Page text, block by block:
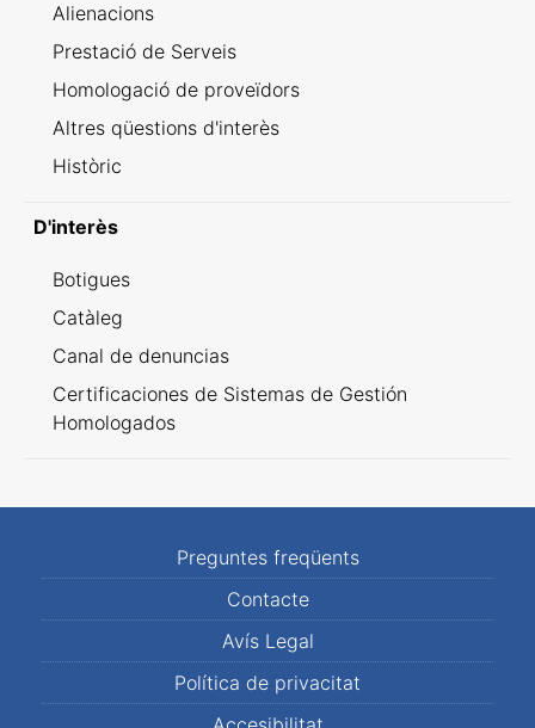
Alienacions
Prestació de Serveis
Homologació de proveïdors
Altres qüestions d'interès
Històric
D'interès
Botigues
Catàleg
Canal de denuncias
Certificaciones de Sistemas de Gestión
Homologados
Preguntes freqüents
Contacte
Avís Legal
Política de privacitat